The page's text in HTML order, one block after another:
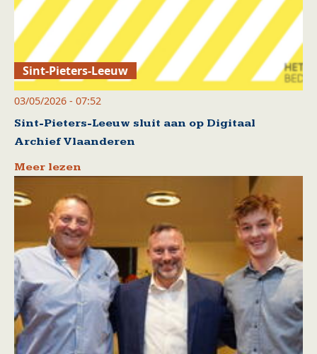
Sint-Pieters-Leeuw
03/05/2026 - 07:52
Sint-Pieters-Leeuw sluit aan op Digitaal
Archief Vlaanderen
Meer lezen